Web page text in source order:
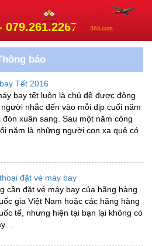
079.261.2267
báo
Tết 2016
bay tết luôn là chủ đề được đông
nhắc đến vào mỗi dịp cuối năm
đón xuân sang. Sau một năm công
năm là những người con xa quê có
đặt vé máy bay
cần đặt vé máy bay của hãng hàng
gia Việt Nam hoặc các hãng hàng
tế, nhưng hiện tại bạn lại không có
..